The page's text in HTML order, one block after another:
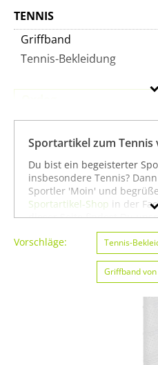
TENNIS
Griffband
Tennis-Bekleidung
Preis
Farbe
Sportartikel zum Tennis
Du bist ein begeisterter
insbesondere Tennis?
Sportler 'Moin' und
Sportartikel-Shop in der
dieser Seite findest Du
Marke Oxdog speziell für
kannst die Auswahl weiter
Eishockey von Oxdog
Wenn Du dagegen nicht
Tennis suchst, kannst Du
mit sämtlichen
wünschen Dir weiter viel
Vorschläge: Tennis-
Griffband